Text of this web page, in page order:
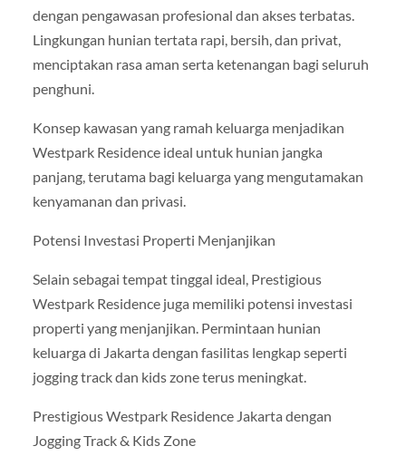
dengan pengawasan profesional dan akses terbatas.
Lingkungan hunian tertata rapi, bersih, dan privat,
menciptakan rasa aman serta ketenangan bagi seluruh
penghuni.
Konsep kawasan yang ramah keluarga menjadikan
Westpark Residence ideal untuk hunian jangka
panjang, terutama bagi keluarga yang mengutamakan
kenyamanan dan privasi.
Potensi Investasi Properti Menjanjikan
Selain sebagai tempat tinggal ideal, Prestigious
Westpark Residence juga memiliki potensi investasi
properti yang menjanjikan. Permintaan hunian
keluarga di Jakarta dengan fasilitas lengkap seperti
jogging track dan kids zone terus meningkat.
Prestigious Westpark Residence Jakarta dengan
Jogging Track & Kids Zone